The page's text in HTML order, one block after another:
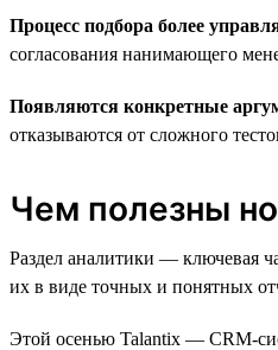
Процесс подбора более
согласования нанимающего
Появляются конкретные
отказываются от сложного
Чем полезны
Раздел аналитики — ключевая
их в виде точных и понятных
Этой осенью Talantix — CRM-